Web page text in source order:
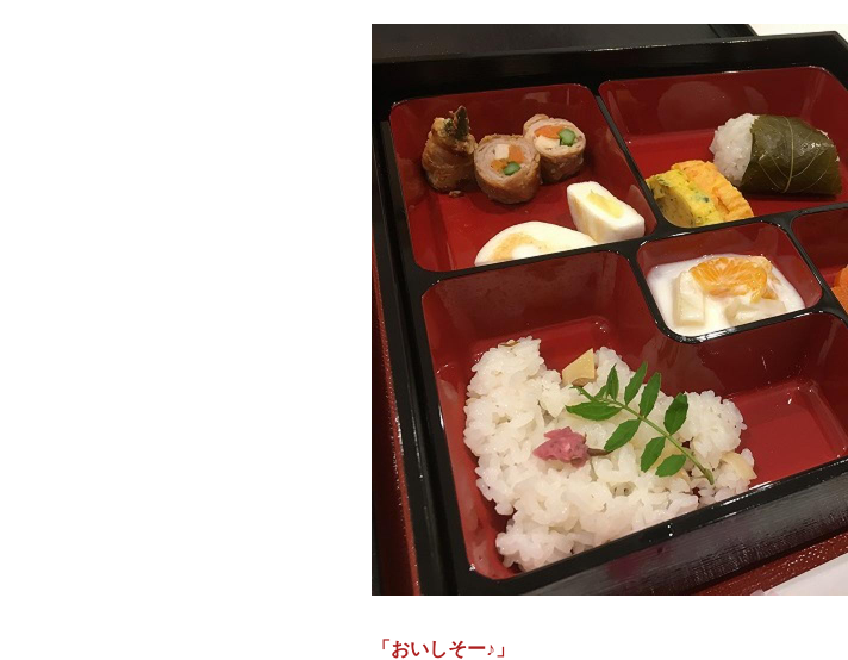
「おいしそー♪」